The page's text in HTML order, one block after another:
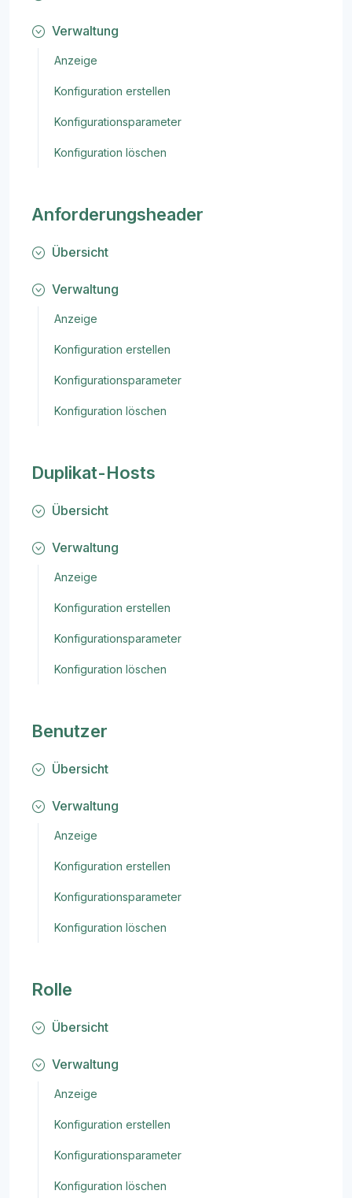
Verwaltung
Anzeige
Konfiguration erstellen
Konfigurationsparameter
Konfiguration löschen
Anforderungsheader
Übersicht
Verwaltung
Anzeige
Konfiguration erstellen
Konfigurationsparameter
Konfiguration löschen
Duplikat-Hosts
Übersicht
Verwaltung
Anzeige
Konfiguration erstellen
Konfigurationsparameter
Konfiguration löschen
Benutzer
Übersicht
Verwaltung
Anzeige
Konfiguration erstellen
Konfigurationsparameter
Konfiguration löschen
Rolle
Übersicht
Verwaltung
Anzeige
Konfiguration erstellen
Konfigurationsparameter
Konfiguration löschen